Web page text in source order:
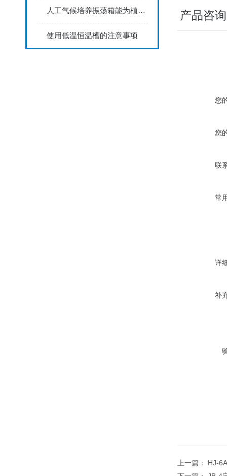
人工气候培养振荡箱能为植物提供适宜的生长环境
使用低温恒温槽的注意事项
产品咨询
您
您
联
常
详
补
上一篇： HJ-